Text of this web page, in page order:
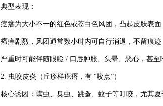
典型表现：
疙瘩为大小不一的红色或苍白色风团，凸起皮肤表面
瘙痒剧烈，风团通常数小时内可自行消退，不留痕迹
严重时可能伴随眼睑 / 口唇肿胀、头晕、恶心，甚至
2. 虫咬皮炎（丘疹样疙瘩，有 “咬点”）
核心诱因：螨虫、臭虫、跳蚤、蚊子等叮咬，尤其夏